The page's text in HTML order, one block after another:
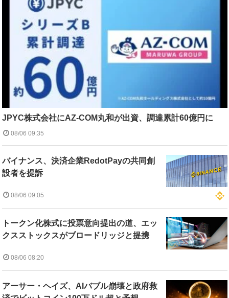
JPYC株式会社にAZ-COM丸和が出資、調達累計60億円に
08/06 09:35
バイナンス、決済企業RedotPayの共同創
設者を提訴
08/06 09:05
トークン化株式に投票意向提出の道、エッ
クスストックスがブロードリッジと提携
08/06 08:20
アーサー・ヘイズ、AIバブル崩壊と政府救